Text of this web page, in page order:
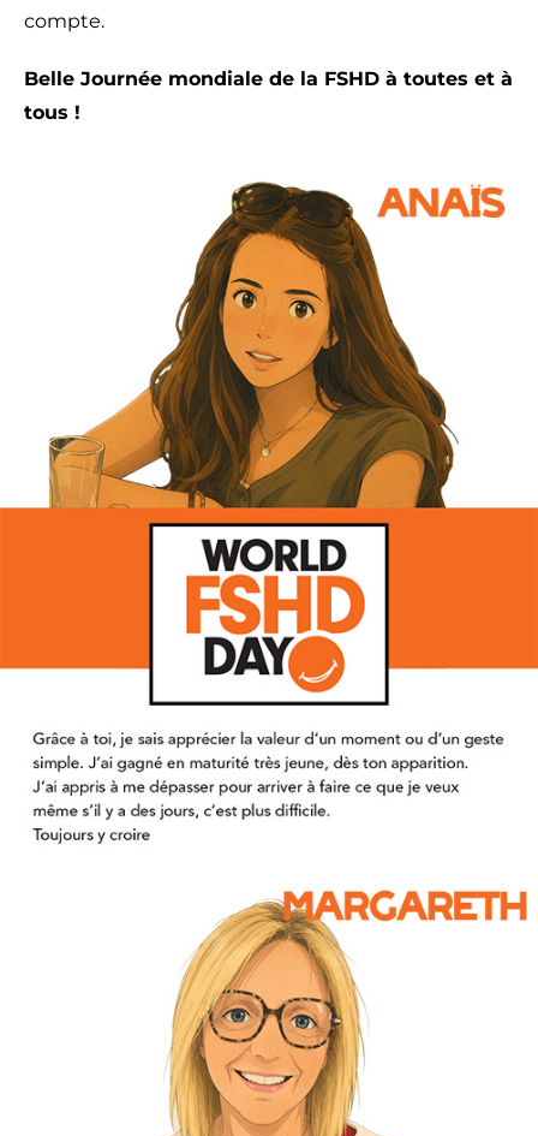
compte.
Belle Journée mondiale de la FSHD à toutes et à
tous !